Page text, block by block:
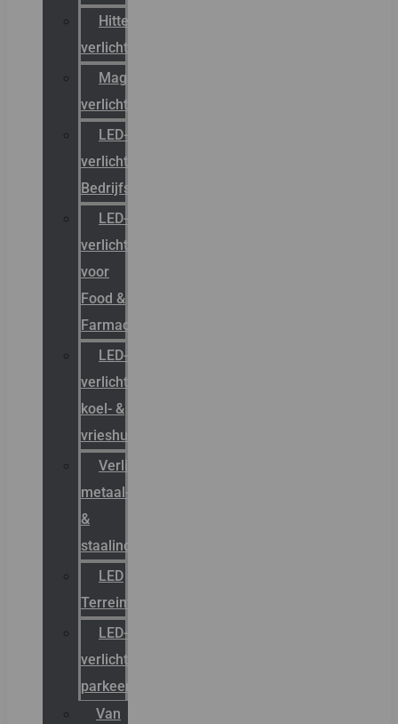
Hittebestendige
verlichting
Magazijn
verlichting
LED-
verlichting
Bedrijfshal
LED-
verlichting
voor
Food &
Farmacie
LED-
verlichting
koel- &
vrieshuizen
Verlichting
metaal-
&
staalindustrie
LED
Terreinverlichting
LED-
verlichting
parkeergarage
Van